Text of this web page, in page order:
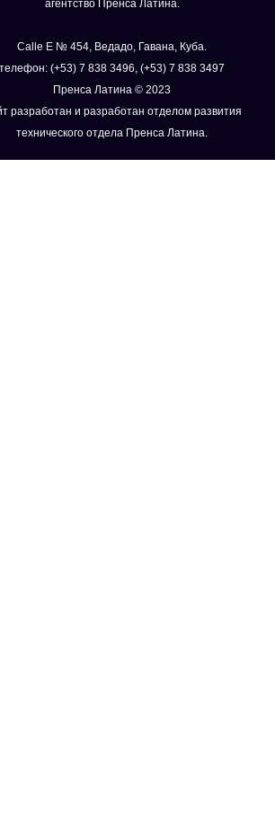
агентство Пренса Латина.
Calle E № 454, Ведадо, Гавана, Куба.
телефон: (+53) 7 838 3496, (+53) 7 838 3497
Пренса Латина © 2023
разработан и разработан отделом развития
технического отдела Пренса Латина.